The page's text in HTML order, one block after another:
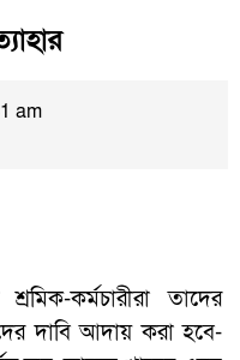
am
কর্মচারীরা তাদের
দাবি আদায় করা হবে-